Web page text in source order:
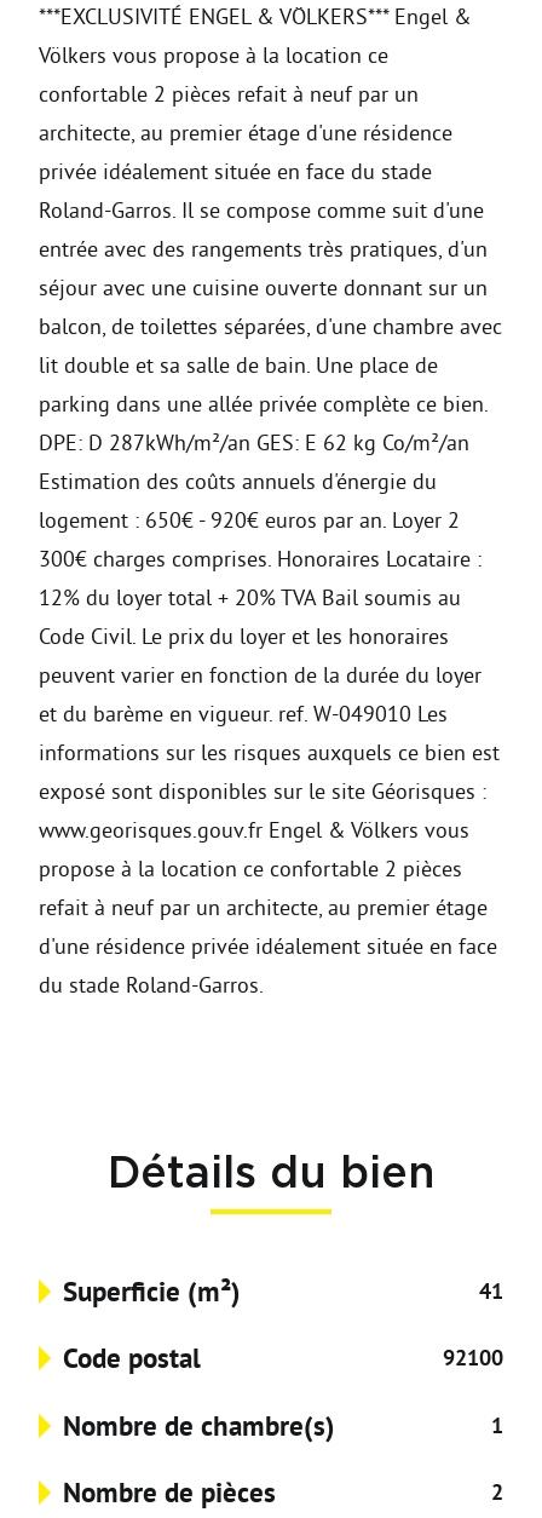
***EXCLUSIVITÉ ENGEL & VÖLKERS*** Engel &
Völkers vous propose à la location ce
confortable 2 pièces refait à neuf par un
architecte, au premier étage d'une résidence
privée idéalement située en face du stade
Roland-Garros. Il se compose comme suit d'une
entrée avec des rangements très pratiques, d'un
séjour avec une cuisine ouverte donnant sur un
balcon, de toilettes séparées, d'une chambre avec
lit double et sa salle de bain. Une place de
parking dans une allée privée complète ce bien.
DPE: D 287kWh/m²/an GES: E 62 kg Co/m²/an
Estimation des coûts annuels d'énergie du
logement : 650€ - 920€ euros par an. Loyer 2
300€ charges comprises. Honoraires Locataire :
12% du loyer total + 20% TVA Bail soumis au
Code Civil. Le prix du loyer et les honoraires
peuvent varier en fonction de la durée du loyer
et du barème en vigueur. ref. W-049010 Les
informations sur les risques auxquels ce bien est
exposé sont disponibles sur le site Géorisques :
www.georisques.gouv.fr Engel & Völkers vous
propose à la location ce confortable 2 pièces
refait à neuf par un architecte, au premier étage
d'une résidence privée idéalement située en face
du stade Roland-Garros.
Détails du bien
Superficie (m²) 41
Code postal 92100
Nombre de chambre(s) 1
Nombre de pièces 2